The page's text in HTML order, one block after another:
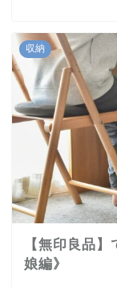
収納
【無印良品
娘編》